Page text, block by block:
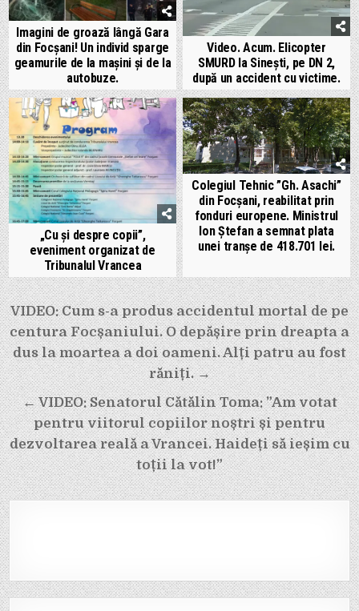
Imagini de groază lângă Gara
din Focșani! Un individ sparge
geamurile de la mașini și de la
autobuze.
Video. Acum. Elicopter
SMURD la Sinești, pe DN 2,
după un accident cu victime.
„Cu şi despre copii”,
eveniment organizat de
Tribunalul Vrancea
Colegiul Tehnic ”Gh. Asachi”
din Focșani, reabilitat prin
fonduri europene. Ministrul
Ion Ștefan a semnat plata
unei tranșe de 418.701 lei.
Navigare
în
articole
VIDEO: Cum s-a produs accidentul mortal de pe
centura Focșaniului. O depășire prin dreapta a
dus la moartea a doi oameni. Alți patru au fost
răniți. →
← VIDEO: Senatorul Cătălin Toma: ”Am votat
pentru viitorul copiilor noștri și pentru
dezvoltarea reală a Vrancei. Haideți să ieșim cu
toții la vot!”